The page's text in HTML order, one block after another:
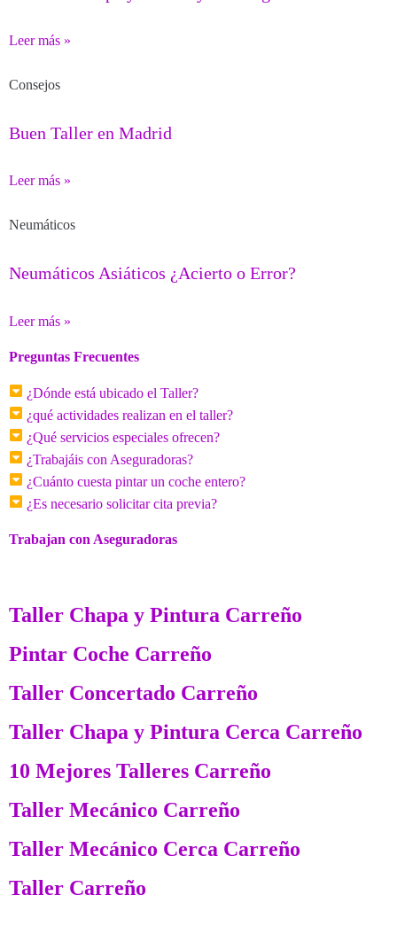
Leer más »
Consejos
Buen Taller en Madrid
Leer más »
Neumáticos
Neumáticos Asiáticos ¿Acierto o Error?
Leer más »
Preguntas Frecuentes
¿Dónde está ubicado el Taller?
¿qué actividades realizan en el taller?
¿Qué servicios especiales ofrecen?
¿Trabajáis con Aseguradoras?
¿Cuánto cuesta pintar un coche entero?
¿Es necesario solicitar cita previa?
Trabajan con Aseguradoras
Taller Chapa y Pintura Carreño
Pintar Coche Carreño
Taller Concertado Carreño
Taller Chapa y Pintura Cerca Carreño
10 Mejores Talleres Carreño
Taller Mecánico Carreño
Taller Mecánico Cerca Carreño
Taller Carreño